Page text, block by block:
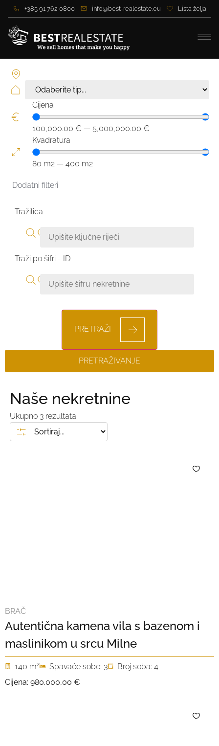
+385 91 762 0800 info@best-realestate.eu Lista želja
Cijena
100,000.00 € —5,000,000.00 €
Kvadratura
80 m2 —400 m2
Dodatni filteri
Tražilica
Traži po šifri - ID
PRETRAŽI
PRETRAŽIVANJE
Naše nekretnine
Ukupno 3 rezultata
BRAČ
Autentična kamena vila s bazenom i
maslinikom u srcu Milne
140 m2 Spavaće sobe: 3
Broj soba: 4
Cijena: 980.000,00 €